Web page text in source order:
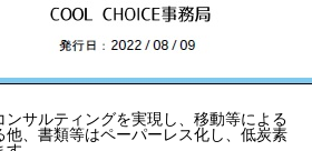
ンサルティングを実現し、移動等による
他、書類等はペーパーレス化し、低炭素